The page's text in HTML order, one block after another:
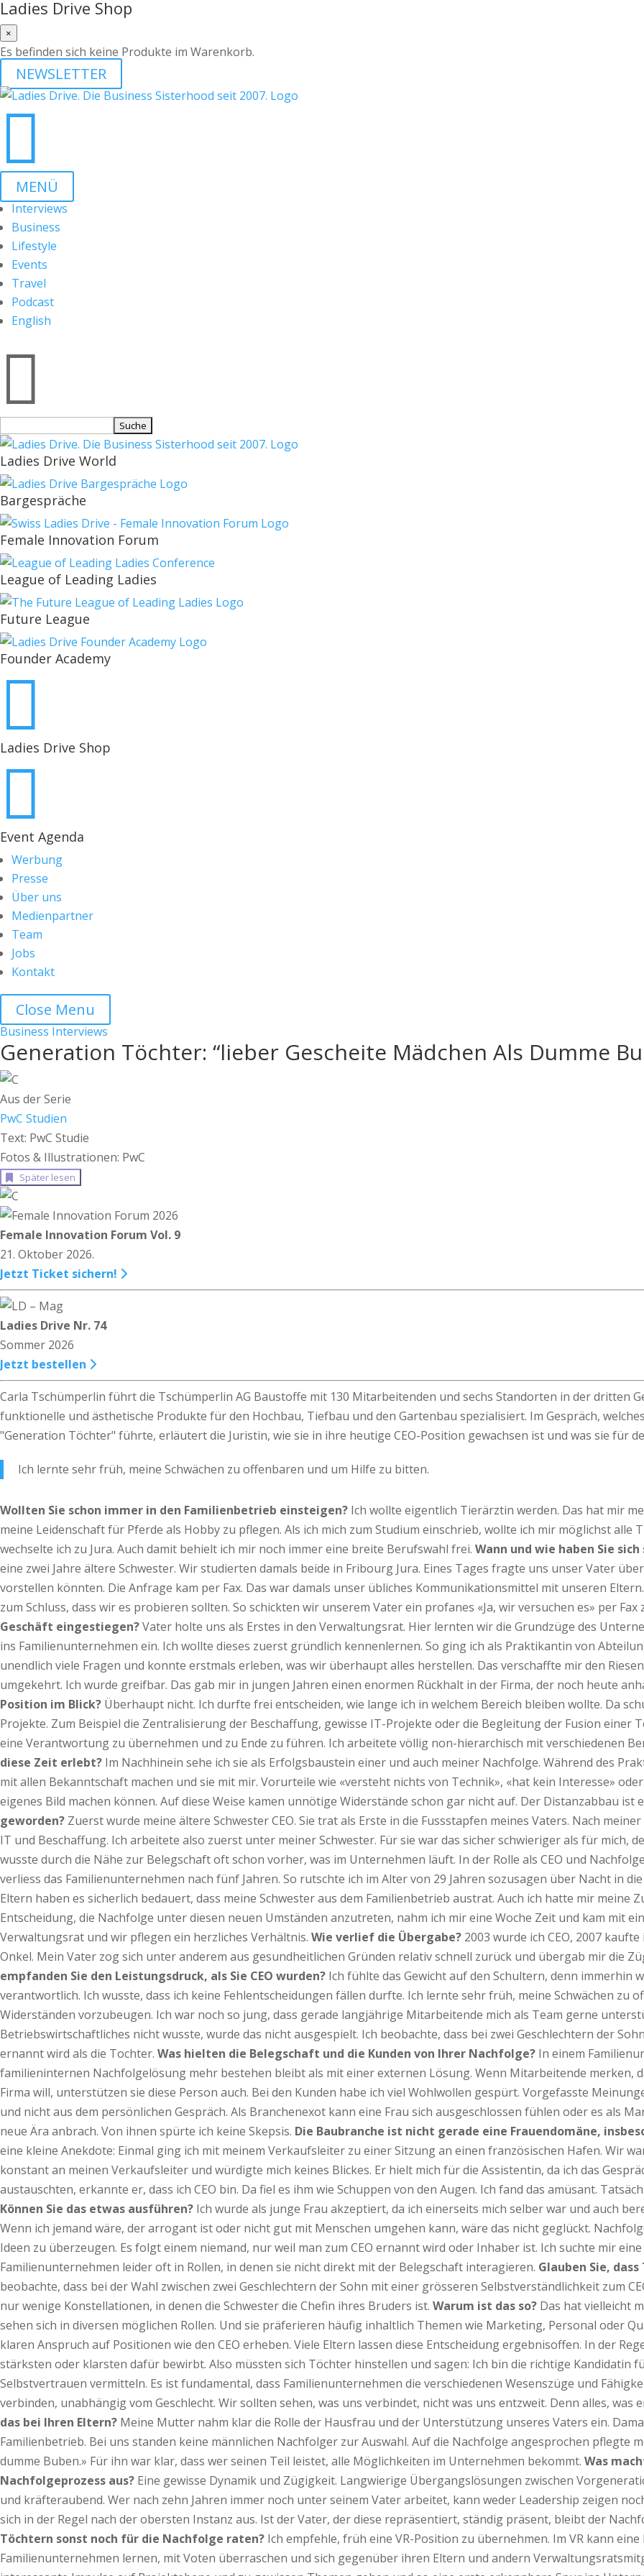
Ladies Drive Shop
×
Es befinden sich keine Produkte im Warenkorb.
NEWSLETTER

MENÜ
Interviews
Business
Lifestyle
Events
Travel
Podcast
English

nach:
Ladies Drive World
Bargespräche
Female Innovation Forum
League of Leading Ladies
Future League
Founder Academy

Ladies Drive Shop

Event Agenda
Werbung
Presse
Über uns
Medienpartner
Team
Jobs
Kontakt
Close Menu
Business Interviews
Generation Töchter: “lieber Gescheite Mädchen Als Dumme
Aus der Serie
PwC Studien
Text: PwC Studie
Fotos & Illustrationen: PwC
Später lesen
Female Innovation Forum Vol. 9
21. Oktober 2026.
Jetzt Ticket sichern!
Ladies Drive Nr. 74
Sommer 2026
Jetzt bestellen
Carla Tschümperlin führt die Tschümperlin AG Baustoffe mit 130 Mitarbeitenden und sechs Standorten in der dritten
funktionelle und ästhetische Produkte für den Hochbau, Tiefbau und den Gartenbau spezialisiert. Im Gespräch,
"Generation Töchter" führte, erläutert die Juristin, wie sie in ihre heutige CEO-Position gewachsen ist und was sie für
Ich lernte sehr früh, meine Schwächen zu offenbaren und um Hilfe zu bitten.
Wollten Sie schon immer in den Familienbetrieb einsteigen? Ich wollte eigentlich Tierärztin werden. Das hat mir
meine Leidenschaft für Pferde als Hobby zu pflegen. Als ich mich zum Studium einschrieb, wollte ich mir möglichst
wechselte ich zu Jura. Auch damit behielt ich mir noch immer eine breite Berufswahl frei. Wann und wie haben Sie
eine zwei Jahre ältere Schwester. Wir studierten damals beide in Fribourg Jura. Eines Tages fragte uns unser Vater
vorstellen könnten. Die Anfrage kam per Fax. Das war damals unser übliches Kommunikationsmittel mit unseren
zum Schluss, dass wir es probieren sollten. So schickten wir unserem Vater ein profanes «Ja, wir versuchen es» per Fax
Geschäft eingestiegen?Vater holte uns als Erstes in den Verwaltungsrat. Hier lernten wir die Grundzüge des
ins Familienunternehmen ein. Ich wollte dieses zuerst gründlich kennenlernen. So ging ich als Praktikantin von
unendlich viele Fragen und konnte erstmals erleben, was wir überhaupt alles herstellen. Das verschaffte mir den
umgekehrt. Ich wurde greifbar. Das gab mir in jungen Jahren einen enormen Rückhalt in der Firma, der noch heute
Position im Blick? Überhaupt nicht. Ich durfte frei entscheiden, wie lange ich in welchem Bereich bleiben wollte. Da
Projekte. Zum Beispiel die Zentralisierung der Beschaffung, gewisse IT-Projekte oder die Begleitung der Fusion einer
eine Verantwortung zu übernehmen und zu Ende zu führen. Ich arbeitete völlig non-hierarchisch mit verschiedenen
diese Zeit erlebt? Im Nachhinein sehe ich sie als Erfolgsbaustein einer und auch meiner Nachfolge. Während des
mit allen Bekanntschaft machen und sie mit mir. Vorurteile wie «versteht nichts von Technik», «hat kein Interesse»
eigenes Bild machen können. Auf diese Weise kamen unnötige Widerstände schon gar nicht auf. Der Distanzabbau ist
geworden? Zuerst wurde meine ältere Schwester CEO. Sie trat als Erste in die Fussstapfen meines Vaters. Nach
IT und Beschaffung. Ich arbeitete also zuerst unter meiner Schwester. Für sie war das sicher schwieriger als für mich,
wusste durch die Nähe zur Belegschaft oft schon vorher, was im Unternehmen läuft. In der Rolle als CEO und
verliess das Familienunternehmen nach fünf Jahren. So rutschte ich im Alter von 29 Jahren sozusagen über Nacht in die
Eltern haben es sicherlich bedauert, dass meine Schwester aus dem Familienbetrieb austrat. Auch ich hatte mir meine
Entscheidung, die Nachfolge unter diesen neuen Umständen anzutreten, nahm ich mir eine Woche Zeit und kam mit
Verwaltungsrat und wir pflegen ein herzliches Verhältnis. Wie verlief die Übergabe? 2003 wurde ich CEO, 2007
Onkel. Mein Vater zog sich unter anderem aus gesundheitlichen Gründen relativ schnell zurück und übergab mir die
empfanden Sie den Leistungsdruck, als Sie CEO wurden? Ich fühlte das Gewicht auf den Schultern, denn immerhin
verantwortlich. Ich wusste, dass ich keine Fehlentscheidungen fällen durfte. Ich lernte sehr früh, meine Schwächen zu
Widerständen vorzubeugen. Ich war noch so jung, dass gerade langjährige Mitarbeitende mich als Team gerne
Betriebswirtschaftliches nicht wusste, wurde das nicht ausgespielt. Ich beobachte, dass bei zwei Geschlechtern der
ernannt wird als die Tochter. Was hielten die Belegschaft und die Kunden von Ihrer Nachfolge? In einem
familieninternen Nachfolgelösung mehr bestehen bleibt als mit einer externen Lösung. Wenn Mitarbeitende merken,
Firma will, unterstützen sie diese Person auch. Bei den Kunden habe ich viel Wohlwollen gespürt. Vorgefasste
und nicht aus dem persönlichen Gespräch. Als Branchenexot kann eine Frau sich ausgeschlossen fühlen oder es als
neue Ära anbrach. Von ihnen spürte ich keine Skepsis. Die Baubranche ist nicht gerade eine Frauendomäne,
eine kleine Anekdote: Einmal ging ich mit meinem Verkaufsleiter zu einer Sitzung an einen französischen Hafen. Wir
konstant an meinen Verkaufsleiter und würdigte mich keines Blickes. Er hielt mich für die Assistentin, da ich das
austauschten, erkannte er, dass ich CEO bin. Da fiel es ihm wie Schuppen von den Augen. Ich fand das amüsant.
Können Sie das etwas ausführen? Ich wurde als junge Frau akzeptiert, da ich einerseits mich selber war und auch
Wenn ich jemand wäre, der arrogant ist oder nicht gut mit Menschen umgehen kann, wäre das nicht geglückt.
Ideen zu überzeugen. Es folgt einem niemand, nur weil man zum CEO ernannt wird oder Inhaber ist. Ich suchte mir
Familienunternehmen leider oft in Rollen, in denen sie nicht direkt mit der Belegschaft interagieren. Glauben Sie,
beobachte, dass bei der Wahl zwischen zwei Geschlechtern der Sohn mit einer grösseren Selbstverständlichkeit zum
nur wenige Konstellationen, in denen die Schwester die Chefin ihres Bruders ist. Warum ist das so? Das hat vielleicht
sehen sich in diversen möglichen Rollen. Und sie präferieren häufig inhaltlich Themen wie Marketing, Personal oder
klaren Anspruch auf Positionen wie den CEO erheben. Viele Eltern lassen diese Entscheidung ergebnisoffen. In der
stärksten oder klarsten dafür bewirbt. Also müssten sich Töchter hinstellen und sagen: Ich bin die richtige Kandidatin
Selbstvertrauen vermitteln. Es ist fundamental, dass Familienunternehmen die verschiedenen Wesenszüge und
verbinden, unabhängig vom Geschlecht. Wir sollten sehen, was uns verbindet, nicht was uns entzweit. Denn alles,
das bei Ihren Eltern? Meine Mutter nahm klar die Rolle der Hausfrau und der Unterstützung unseres Vaters ein.
Familienbetrieb. Bei uns standen keine männlichen Nachfolger zur Auswahl. Auf die Nachfolge angesprochen pflegte
dumme Buben.» Für ihn war klar, dass wer seinen Teil leistet, alle Möglichkeiten im Unternehmen bekommt. Was
Nachfolgeprozess aus? Eine gewisse Dynamik und Zügigkeit. Langwierige Übergangslösungen zwischen
und kräfteraubend. Wer nach zehn Jahren immer noch unter seinem Vater arbeitet, kann weder Leadership zeigen
sich in der Regel nach der obersten Instanz aus. Ist der Vater, der diese repräsentiert, ständig präsent, bleibt der
Töchtern sonst noch für die Nachfolge raten? Ich empfehle, früh eine VR-Position zu übernehmen. Im VR kann
Familienunternehmen lernen, mit Voten überraschen und sich gegenüber ihren Eltern und andern